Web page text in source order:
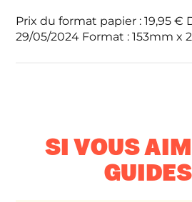
Prix du format papier : 19,95 €
29/05/2024 Format : 153mm x
SI VOUS